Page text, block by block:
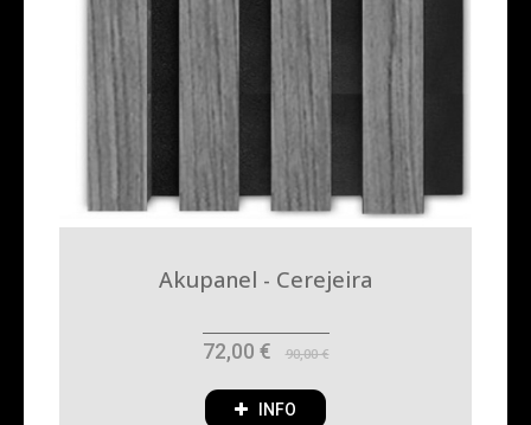
Akupanel - Cerejeira
72,00 € 90,00 €
INFO